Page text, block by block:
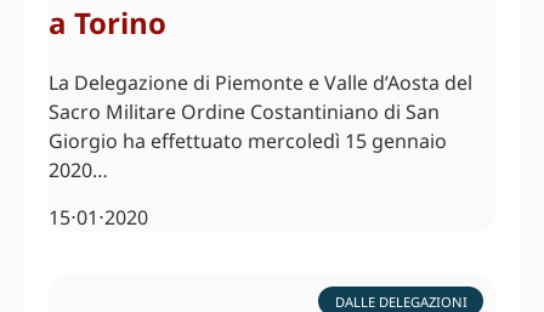
a Torino
La Delegazione di Piemonte e Valle d’Aosta del
Sacro Militare Ordine Costantiniano di San
Giorgio ha effettuato mercoledì 15 gennaio
2020…
15⋅01⋅2020
DALLE DELEGAZIONI